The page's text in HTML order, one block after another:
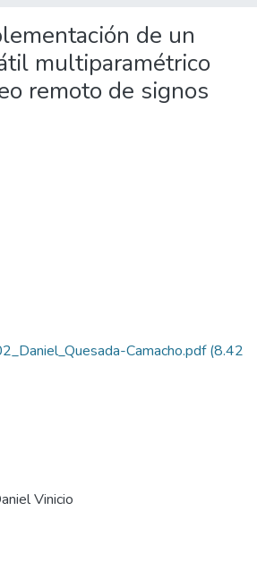
de un
multiparamétrico
remoto de signos
Camacho.pdf(8.42
Vinicio